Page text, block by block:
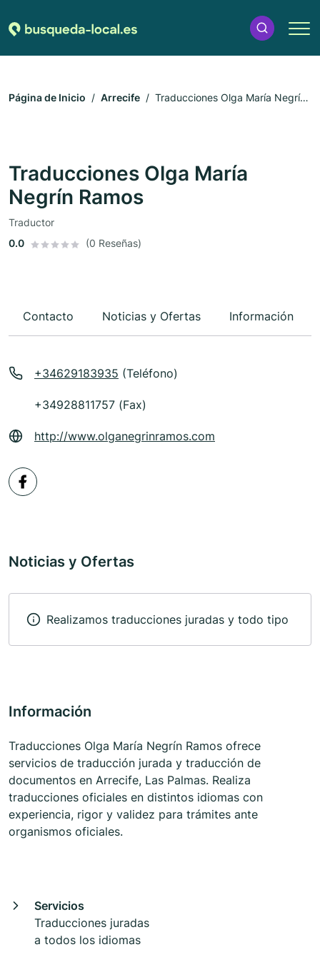
Página de Inicio Arrecife
Traducciones Olga María Negrín
Traducciones Olga María
Negrín Ramos
Traductor
0.0
(0 Reseñas)
Contacto Noticias y Ofertas Información
+34629183935 (Teléfono)
+34928811757 (Fax)
http://www.olganegrinramos.com
Noticias y Ofertas
Realizamos traducciones juradas y todo tipo
Información
Traducciones Olga María Negrín Ramos ofrece
servicios de traducción jurada y traducción de
documentos en Arrecife, Las Palmas. Realiza
traducciones oficiales en distintos idiomas con
experiencia, rigor y validez para trámites ante
organismos oficiales.
Servicios
Traducciones juradas
a todos los idiomas